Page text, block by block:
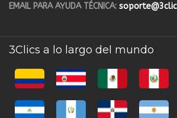
EMAIL PARA AYUDA TÉCNICA:
3Clics a lo largo del mundo